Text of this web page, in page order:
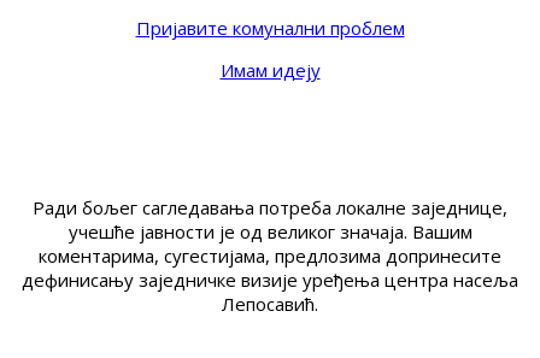
Пријавите комунални проблем
Имам идеју
Ради бољег сагледавања потреба локалне заједнице,
учешће јавности је од великог значаја. Вашим
коментарима, сугестијама, предлозима допринесите
дефинисању заједничке визије уређења центра насеља
Лепосавић.